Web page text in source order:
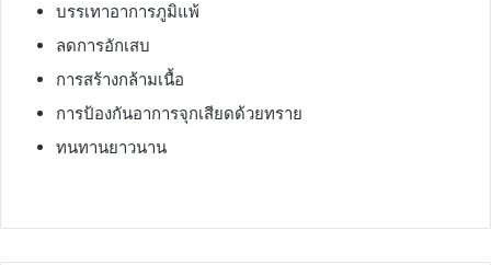
บรรเทาอาการภูมิแพ้
ลดการอักเสบ
การสร้างกล้ามเนื้อ
การป้องกันอาการจุกเสียดด้วยทราย
ทนทานยาวนาน